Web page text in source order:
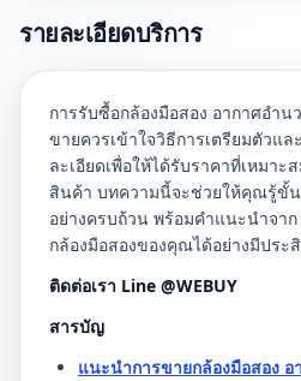
รายละเอียดบริการ
การรับซื้อกล้องมือสอง อากาศอำน
ขายควรเข้าใจวิธีการเตรียมตัวแล
ละเอียดเพื่อให้ได้รับราคาที่เหมา
สินค้า บทความนี้จะช่วยให้คุณรู้ขั้
อย่างครบถ้วน พร้อมคำแนะนำจา
กล้องมือสองของคุณได้อย่างมีประ
ติดต่อเรา Line @WEBUY
สารบัญ
แนะนำการขายกล้องมือสอง อ